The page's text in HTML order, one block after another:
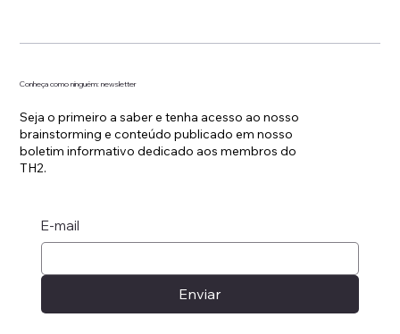
Conheça como ninguém: newsletter
Seja o primeiro a saber e tenha acesso ao nosso
brainstorming e conteúdo publicado em nosso
boletim informativo dedicado aos membros do
TH2.
E-mail
Enviar